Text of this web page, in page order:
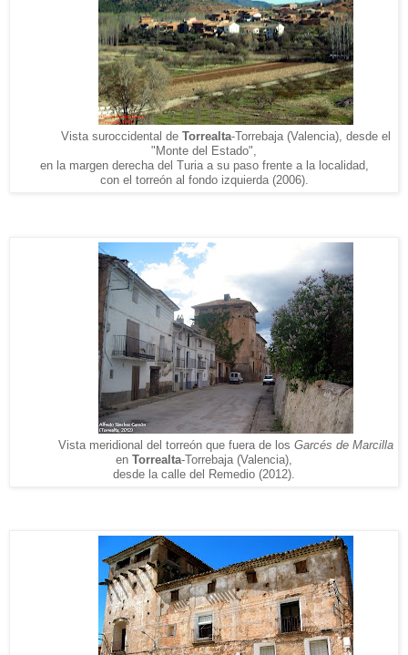
Vista suroccidental de Torrealta-Torrebaja (Valencia), desde el
"Monte del Estado",
en la margen derecha del Turia a su paso frente a la localidad,
con el torreón al fondo izquierda (2006).
Vista meridional del torreón que fuera de los Garcés de Marcilla
en Torrealta-Torrebaja (Valencia),
desde la calle del Remedio (2012).